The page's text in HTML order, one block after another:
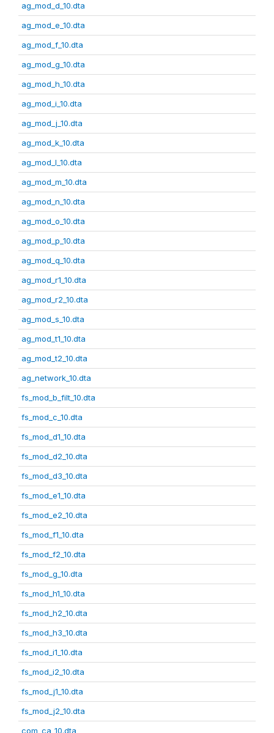
ag_mod_d_10.dta
ag_mod_e_10.dta
ag_mod_f_10.dta
ag_mod_g_10.dta
ag_mod_h_10.dta
ag_mod_i_10.dta
ag_mod_j_10.dta
ag_mod_k_10.dta
ag_mod_l_10.dta
ag_mod_m_10.dta
ag_mod_n_10.dta
ag_mod_o_10.dta
ag_mod_p_10.dta
ag_mod_q_10.dta
ag_mod_r1_10.dta
ag_mod_r2_10.dta
ag_mod_s_10.dta
ag_mod_t1_10.dta
ag_mod_t2_10.dta
ag_network_10.dta
fs_mod_b_filt_10.dta
fs_mod_c_10.dta
fs_mod_d1_10.dta
fs_mod_d2_10.dta
fs_mod_d3_10.dta
fs_mod_e1_10.dta
fs_mod_e2_10.dta
fs_mod_f1_10.dta
fs_mod_f2_10.dta
fs_mod_g_10.dta
fs_mod_h1_10.dta
fs_mod_h2_10.dta
fs_mod_h3_10.dta
fs_mod_i1_10.dta
fs_mod_i2_10.dta
fs_mod_j1_10.dta
fs_mod_j2_10.dta
com_ca_10.dta